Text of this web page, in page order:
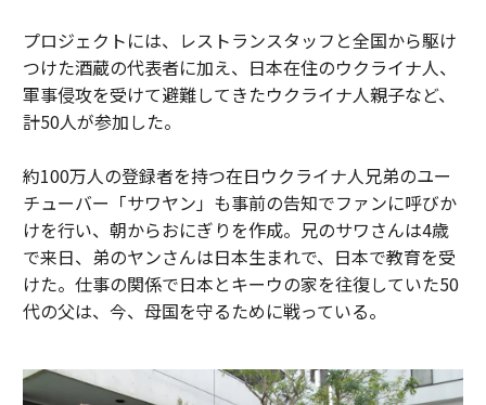
プロジェクトには、レストランスタッフと全国から駆け
つけた酒蔵の代表者に加え、日本在住のウクライナ人、
軍事侵攻を受けて避難してきたウクライナ人親子など、
計50人が参加した。
約100万人の登録者を持つ在日ウクライナ人兄弟のユー
チューバー「サワヤン」も事前の告知でファンに呼びか
けを行い、朝からおにぎりを作成。兄のサワさんは4歳
で来日、弟のヤンさんは日本生まれで、日本で教育を受
けた。仕事の関係で日本とキーウの家を往復していた50
代の父は、今、母国を守るために戦っている。